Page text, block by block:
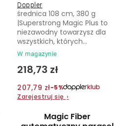
Doppler
W magazynie
218,73 zł
207,79 zł−5%
Zarejestruj się ›
średnica 108 cm, 380 g
|Superstrong Magic Plus to
niezawodny towarzysz dla
wszystkich, których...
Magic Fiber